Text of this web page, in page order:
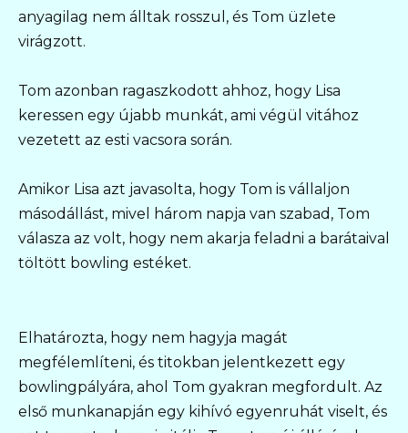
anyagilag nem álltak rosszul, és Tom üzlete
virágzott.
Tom azonban ragaszkodott ahhoz, hogy Lisa
keressen egy újabb munkát, ami végül vitához
vezetett az esti vacsora során.
Amikor Lisa azt javasolta, hogy Tom is vállaljon
másodállást, mivel három napja van szabad, Tom
válasza az volt, hogy nem akarja feladni a barátaival
töltött bowling estéket.
Elhatározta, hogy nem hagyja magát
megfélemlíteni, és titokban jelentkezett egy
bowlingpályára, ahol Tom gyakran megfordult. Az
első munkanapján egy kihívó egyenruhát viselt, és